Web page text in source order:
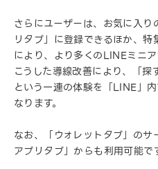
さらにユーザーは、お気に入
リタブ」に登録できるほか、
により、より多くのLINEミニア
こうした導線改善により、「探
という一連の体験を「LINE」
なります。
なお、「ウォレットタブ」の
アプリタブ」からも利用可能で